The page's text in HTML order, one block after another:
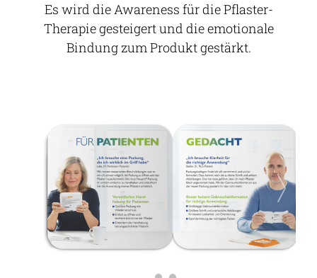
Es wird die Awareness für die Pflaster-
Therapie gesteigert und die emotionale
Bindung zum Produkt gestärkt.